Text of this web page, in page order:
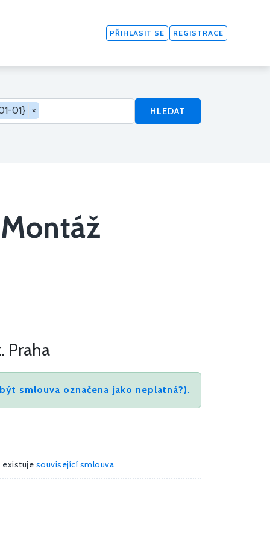
PŘIHLÁSIT SE REGISTRACE
01} × HLEDAT
Praha
smlouva označena jako neplatná?).
existuje související smlouva